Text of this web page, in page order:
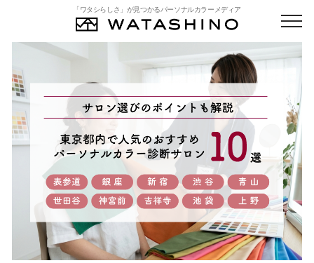
「ワタシらしさ」が見つかるパーソナルカラーメディア